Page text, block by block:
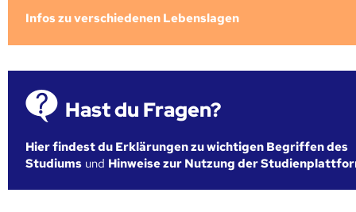
Infos zu verschiedenen Lebenslagen
Hast du Fragen?
Hier findest du Erklärungen zu wichtigen Begriffen des
Studiums und Hinweise zur Nutzung der